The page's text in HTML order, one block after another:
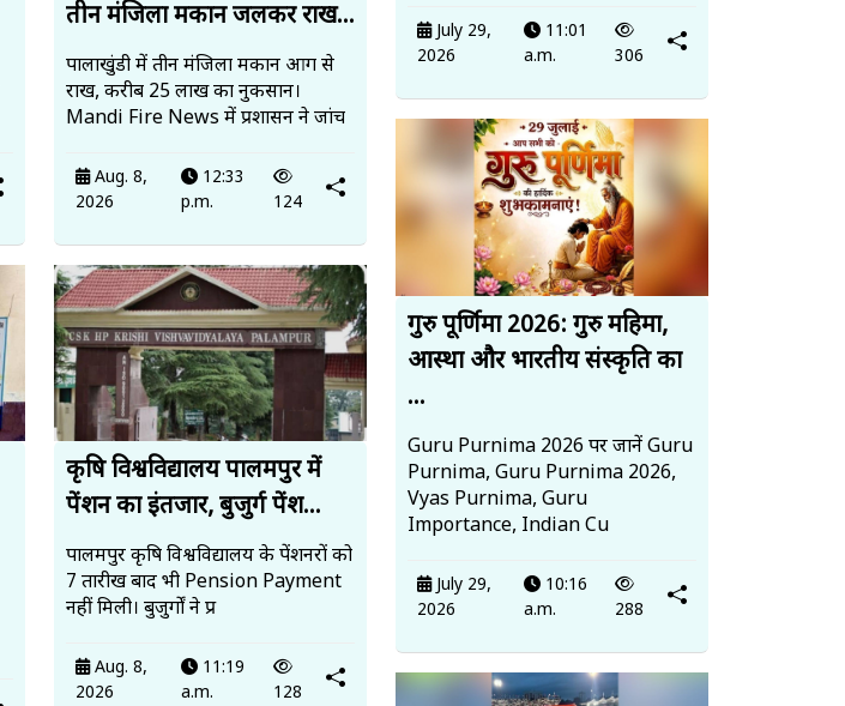
तीन मंजिला मकान जलकर राख...
पालाखुंडी में तीन मंजिला मकान आग से
राख, करीब 25 लाख का नुकसान।
Mandi Fire News में प्रशासन ने जांच
Aug. 8,
2026
12:33
p.m.
124
कृषि विश्वविद्यालय पालमपुर में
पेंशन का इंतजार, बुजुर्ग पेंश...
पालमपुर कृषि विश्वविद्यालय के पेंशनरों को
7 तारीख बाद भी Pension Payment
नहीं मिली। बुजुर्गों ने प्र
Aug. 8,
2026
11:19
a.m.
128
July 29,
2026
11:01
a.m.
306
गुरु पूर्णिमा 2026: गुरु महिमा,
आस्था और भारतीय संस्कृति का
...
Guru Purnima 2026 पर जानें Guru
Purnima, Guru Purnima 2026,
Vyas Purnima, Guru
Importance, Indian Cu
July 29,
2026
10:16
a.m.
288